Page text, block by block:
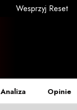
Wesprzyj Reset
Analiza Opinie